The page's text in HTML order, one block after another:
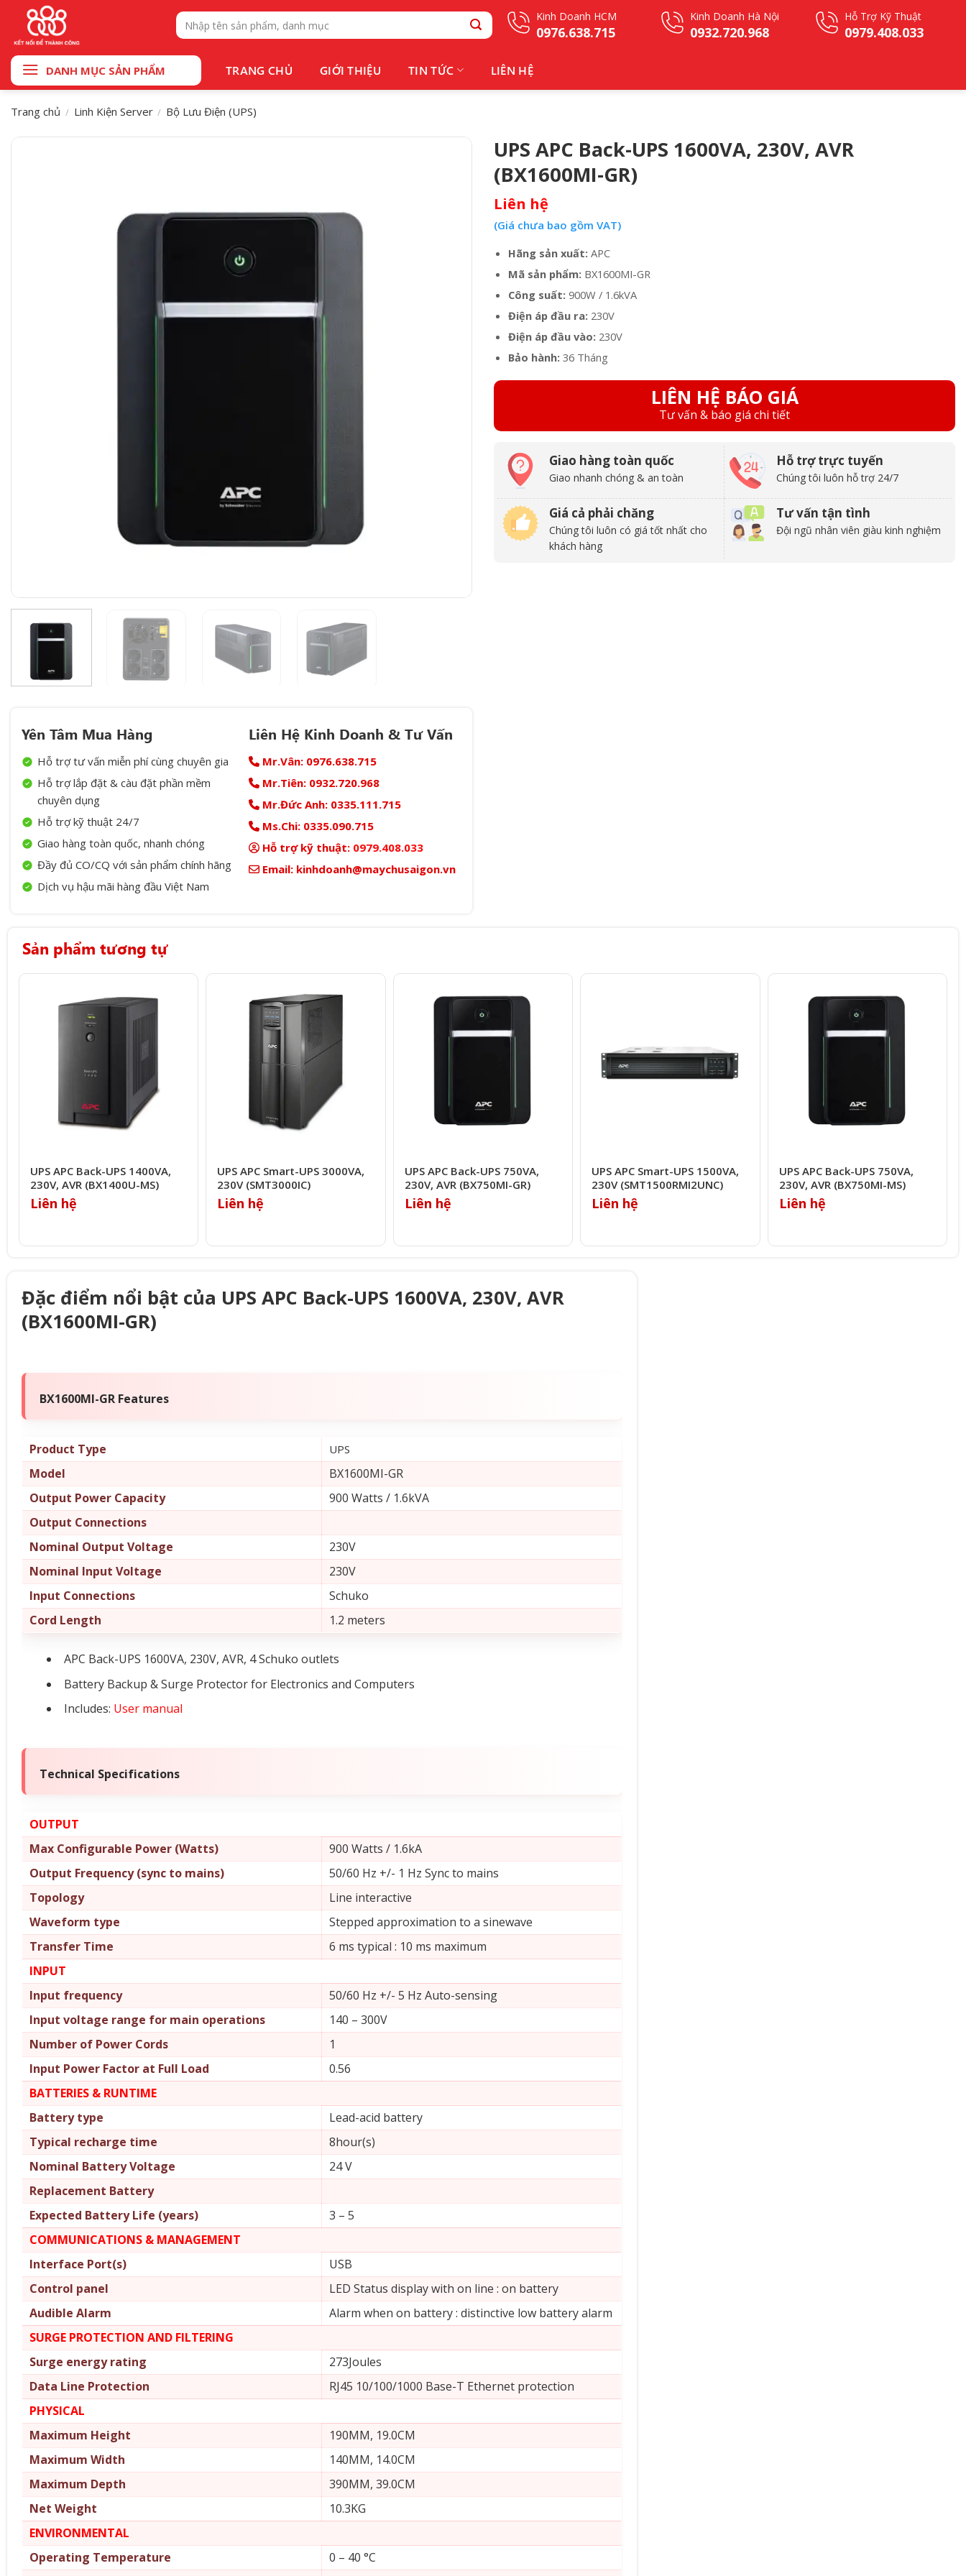
nội
dung
Tìm
kiếm:
Kinh Doanh HCM
0976.638.715
Kinh Doanh Hà Nội
0932.720.968
Hỗ Trợ Kỹ Thuật
0979.408.033
DANH MỤC SẢN PHẨM TRANG CHỦ GIỚI THIỆU TIN TỨC LIÊN HỆ
Trang chủ / Linh Kiện Server / Bộ Lưu Điện (UPS)
Yên Tâm Mua Hàng
Hỗ trợ tư vấn miễn phí cùng chuyên gia
Hỗ trợ lắp đặt & càu đặt phần mềm
chuyên dụng
Hỗ trợ kỹ thuật 24/7
Giao hàng toàn quốc, nhanh chóng
Đầy đủ CO/CQ với sản phẩm chính hãng
Dịch vụ hậu mãi hàng đầu Việt Nam
Liên Hệ Kinh Doanh & Tư Vấn
Mr.Vân: 0976.638.715
Mr.Tiên: 0932.720.968
Mr.Đức Anh: 0335.111.715
Ms.Chi: 0335.090.715
Hỗ trợ kỹ thuật: 0979.408.033
Email: kinhdoanh@maychusaigon.vn
UPS APC Back-UPS 1600VA, 230V, AVR
(BX1600MI-GR)
Liên hệ
(Giá chưa bao gồm VAT)
Hãng sản xuất: APC
Mã sản phẩm: BX1600MI-GR
Công suất: 900W / 1.6kVA
Điện áp đầu ra: 230V
Điện áp đầu vào: 230V
Bảo hành: 36 Tháng
LIÊN HỆ BÁO GIÁ
Tư vấn & báo giá chi tiết
Giao hàng toàn quốc
Giao nhanh chóng & an toàn
Hỗ trợ trực tuyến
Chúng tôi luôn hỗ trợ 24/7
Giá cả phải chăng
Chúng tôi luôn có giá tốt nhất cho
khách hàng
Tư vấn tận tình
Đội ngũ nhân viên giàu kinh nghiệm
Sản phẩm tương tự
UPS APC Back-UPS 1400VA,
230V, AVR (BX1400U-MS)
Liên hệ
UPS APC Smart-UPS 3000VA,
230V (SMT3000IC)
Liên hệ
UPS APC Back-UPS 750VA,
230V, AVR (BX750MI-GR)
Liên hệ
UPS APC Smart-UPS 1500VA,
230V (SMT1500RMI2UNC)
Liên hệ
UPS APC Back-UPS 750VA,
230V, AVR (BX750MI-MS)
Liên hệ
Đặc điểm nổi bật của UPS APC Back-UPS 1600VA, 230V, AVR
(BX1600MI-GR)
BX1600MI-GR Features
Product Type UPS
Model
BX1600MI-GR
Output Power Capacity
900 Watts / 1.6kVA
Output Connections
Nominal Output Voltage
230V
Nominal Input Voltage
230V
Input Connections
Schuko
Cord Length
1.2 meters
APC Back-UPS 1600VA, 230V, AVR, 4 Schuko outlets
Battery Backup & Surge Protector for Electronics and Computers
Includes: User manual
Technical Specifications
OUTPUT
Max Configurable Power (Watts)
900 Watts / 1.6kA
Output Frequency (sync to mains)
50/60 Hz +/- 1 Hz Sync to mains
Topology
Line interactive
Waveform type
Stepped approximation to a sinewave
Transfer Time
6 ms typical : 10 ms maximum
INPUT
Input frequency
50/60 Hz +/- 5 Hz Auto-sensing
Input voltage range for main operations
140 – 300V
Number of Power Cords
1
Input Power Factor at Full Load
0.56
BATTERIES & RUNTIME
Battery type
Lead-acid battery
Typical recharge time
8hour(s)
Nominal Battery Voltage
24 V
Replacement Battery
Expected Battery Life (years)
3 – 5
COMMUNICATIONS & MANAGEMENT
Interface Port(s)
USB
Control panel
LED Status display with on line : on battery
Audible Alarm
Alarm when on battery : distinctive low battery alarm
SURGE PROTECTION AND FILTERING
Surge energy rating
273Joules
Data Line Protection
RJ45 10/100/1000 Base-T Ethernet protection
PHYSICAL
Maximum Height
190MM, 19.0CM
Maximum Width
140MM, 14.0CM
Maximum Depth
390MM, 39.0CM
Net Weight
10.3KG
ENVIRONMENTAL
Operating Temperature
0 – 40 °C